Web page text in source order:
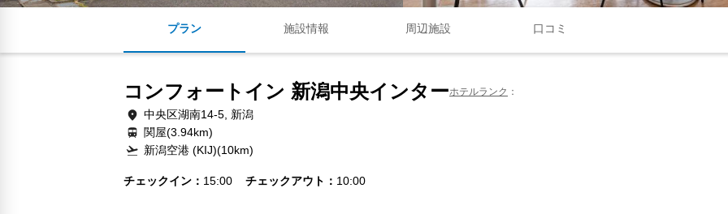
プラン 施設情報 周辺施設 口コミ
コンフォートイン 新潟中央インターホテルランク
中央区湖南14-5, 新潟
関屋(3.94km)
新潟空港 (KIJ)(10km)
チェックイン 15:00 チェックアウト 10:00